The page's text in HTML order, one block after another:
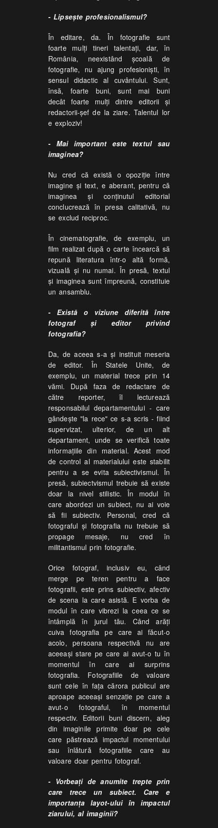
- Lipseşte profesionalismul?
În editare, da. În fotografie sunt
foarte mulţi tineri talentaţi, dar, în
România, neexistând şcoală de
fotografie, nu ajung profesionişti, în
sensul didactic al cuvântului. Sunt,
însă, foarte buni, sunt mai buni
decât foarte mulţi dintre editorii şi
redactorii-şef de la ziare. Talentul lor
e exploziv!
- Mai important este textul sau
imaginea?
Nu cred că există o opoziţie între
imagine şi text, e aberant, pentru că
imaginea şi conţinutul editorial
conclucrează în presa calitativă, nu
se exclud reciproc.
În cinematografie, de exemplu, un
film realizat după o carte încearcă să
repună literatura într-o altă formă,
vizuală şi nu numai. În presă, textul
şi imaginea sunt împreună, constituie
un ansamblu.
- Există o viziune diferită între
fotograf şi editor privind
fotografia?
Da, de aceea s-a şi instituit meseria
de editor. În Statele Unite, de
exemplu, un material trece prin 14
vămi. După faza de redactare de
către reporter, îl lecturează
responsabilul departamentului - care
gândeşte "la rece" ce s-a scris - fiind
supervizat, ulterior, de un alt
departament, unde se verifică toate
informaţiile din material. Acest mod
de control al materialului este stabilit
pentru a se evita subiectivismul. În
presă, subiectvismul trebuie să existe
doar la nivel stilistic. În modul în
care abordezi un subiect, nu ai voie
să fii subiectiv. Personal, cred că
fotograful şi fotografia nu trebuie să
propage mesaje, nu cred în
militantismul prin fotografie.
Orice fotograf, inclusiv eu, când
merge pe teren pentru a face
fotografii, este prins subiectiv, afectiv
de scena la care asistă. E vorba de
modul în care vibrezi la ceea ce se
întâmplă în jurul tău. Când arăţi
cuiva fotografia pe care ai făcut-o
acolo, persoana respectivă nu are
aceeaşi stare pe care ai avut-o tu în
momentul în care ai surprins
fotografia. Fotografiile de valoare
sunt cele în faţa cărora publicul are
aproape aceeaşi senzaţie pe care a
avut-o fotograful, în momentul
respectiv. Editorii buni discern, aleg
din imaginile primite doar pe cele
care păstrează impactul momentului
sau înlătură fotografiile care au
valoare doar pentru fotograf.
- Vorbeaţi de anumite trepte prin
care trece un subiect. Care e
importanţa layot-ului în impactul
ziarului, al imaginii?